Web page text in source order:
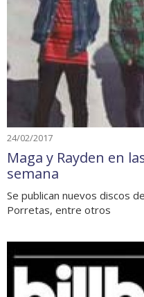
24/02/2017
Maga y Rayden en
semana
Se publican nuevos discos
Porretas, entre otros